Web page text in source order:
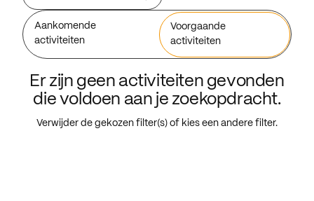
Aankomende
activiteiten
Voorgaande
activiteiten
Er zijn geen activiteiten gevonden
die voldoen aan je zoekopdracht.
Verwijder de gekozen filter(s) of kies een andere filter.